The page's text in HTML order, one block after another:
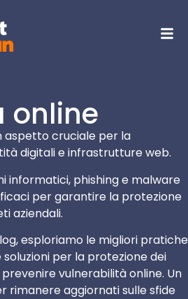
online
aspetto cruciale per la
digitali e infrastrutture web.
informatici, phishing e malware
per garantire la protezione
aziendali.
esploriamo le migliori pratiche
per la protezione dei
vulnerabilità online. Un
rimanere aggiornati sulle sfide